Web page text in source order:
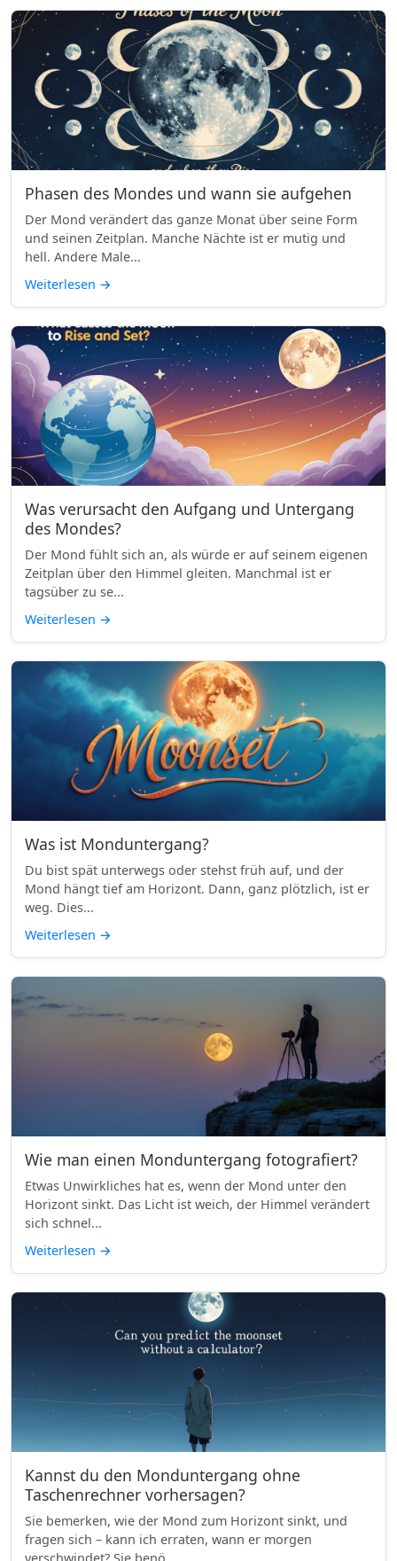
Phasen des Mondes und wann sie aufgehen
Der Mond verändert das ganze Monat über seine Form
und seinen Zeitplan. Manche Nächte ist er mutig und
hell. Andere Male...
Weiterlesen →
Was verursacht den Aufgang und Untergang
des Mondes?
Der Mond fühlt sich an, als würde er auf seinem eigenen
Zeitplan über den Himmel gleiten. Manchmal ist er
tagsüber zu se...
Weiterlesen →
Was ist Monduntergang?
Du bist spät unterwegs oder stehst früh auf, und der
Mond hängt tief am Horizont. Dann, ganz plötzlich, ist er
weg. Dies...
Weiterlesen →
Wie man einen Monduntergang fotografiert?
Etwas Unwirkliches hat es, wenn der Mond unter den
Horizont sinkt. Das Licht ist weich, der Himmel verändert
sich schnel...
Weiterlesen →
Kannst du den Monduntergang ohne
Taschenrechner vorhersagen?
Sie bemerken, wie der Mond zum Horizont sinkt, und
fragen sich – kann ich erraten, wann er morgen